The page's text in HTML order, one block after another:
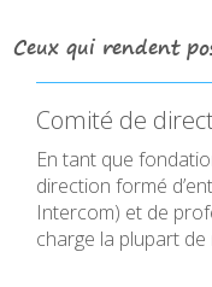
Ceux qui rendent
Comité de
En tant que
direction formé
Intercom) et de
charge la plupart